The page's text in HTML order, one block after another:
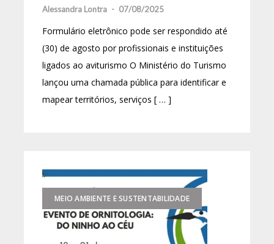
Alessandra Lontra - 07/08/2025
Formulário eletrônico pode ser respondido até
(30) de agosto por profissionais e instituições
ligados ao aviturismo O Ministério do Turismo
lançou uma chamada pública para identificar e
mapear territórios, serviços [ … ]
MEIO AMBIENTE E SUSTENTABILIDADE